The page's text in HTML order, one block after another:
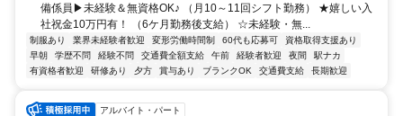
備係員▶未経験＆無資格OK♪ （月10～11回シフト勤務） ★嬉しい入
社祝金10万円有！ （6ケ月勤務後支給） ☆未経験・無...
制服あり 業界未経験者歓迎 変形労働時間制 60代も応募可
資格取得支援あり
早朝
学歴不問 経験不問 交通費全額支給 午前 経験者歓迎 夜間
駅ナカ
有資格者歓迎
研修あり 夕方 賞与あり ブランクOK 交通費支給 長期歓迎
アルバイト・パート